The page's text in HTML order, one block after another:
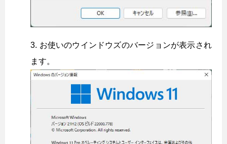
お使いのウインドウズのバージョンが表示され
ます。